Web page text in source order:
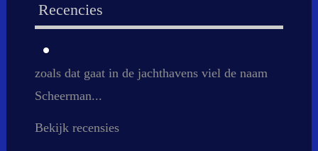
Recencies
zoals dat gaat in de jachthavens viel de naam
Scheerman...
Bekijk recensies